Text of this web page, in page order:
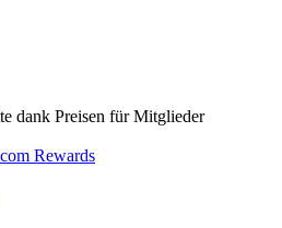
dank Preisen für Mitglieder
Rewards